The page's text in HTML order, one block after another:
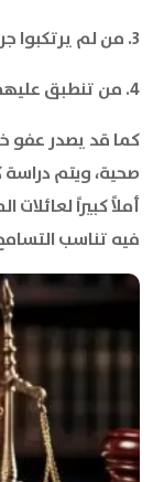
3. من لم يرتكبوا جرائم عنف مصاحبة.
4. من تنطبق عليهم ضوابط اللجنة المختصة.
كما قد يصدر عفو
صحية، ويتم
أملاً كبيراً
فيه تناسب